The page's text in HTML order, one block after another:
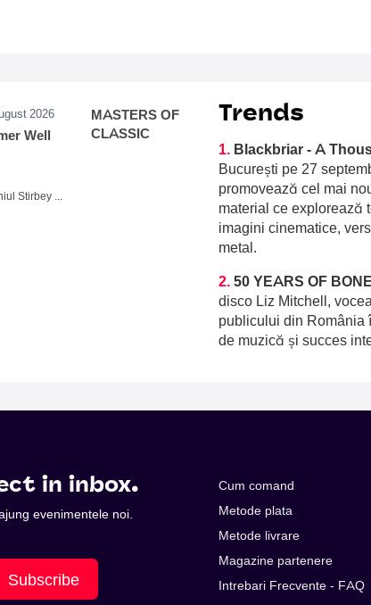
2026
Well
Domeniul Stirbey Voda, Buftea
MASTERS OF
CLASSIC
Trends
1. Blackbriar - A
București pe 27
promovează cel mai
material ce explorează
imagini cinematice,
metal.
2. 50 YEARS OF
disco Liz Mitchell,
publicului din România
de muzică și succes
in inbox.
evenimentele noi.
Subscribe
Cum comand
Metode plata
Metode livrare
Magazine partenere
Intrebari Frecvente - FAQ